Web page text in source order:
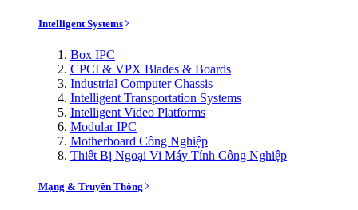
Intelligent Systems
Box IPC
CPCI & VPX Blades & Boards
Industrial Computer Chassis
Intelligent Transportation Systems
Intelligent Video Platforms
Modular IPC
Motherboard Công Nghiệp
Thiết Bị Ngoại Vi Máy Tính Công Nghiệp
Mạng & Truyền Thông